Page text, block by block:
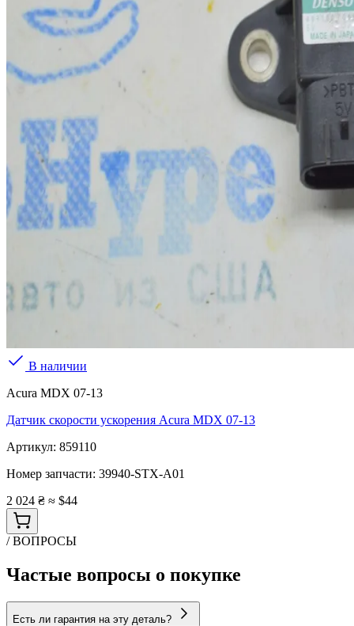
В наличии
Acura MDX 07-13
Датчик скорости ускорения Acura MDX 07-13
Артикул: 859110
Номер запчасти: 39940-STX-A01
2 024 ₴ ≈ $44
/ ВОПРОСЫ
Частые вопросы о покупке
Есть ли гарантия на эту деталь?